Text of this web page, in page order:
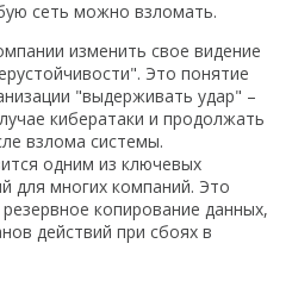
сеть можно взломать.
изменить свое видение
Это понятие
"выдерживать удар" –
кибератаки и продолжать
взлома системы.
одним из ключевых
для многих компаний. Это
копирование данных,
действий при сбоях в